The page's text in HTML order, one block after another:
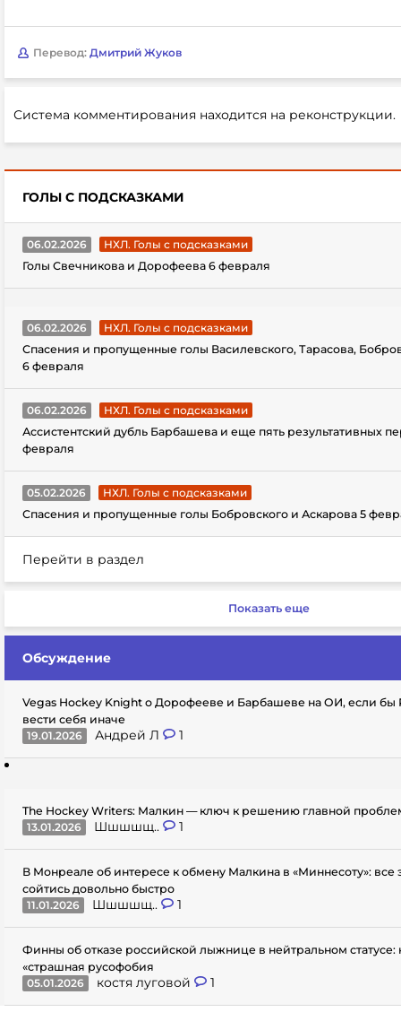
Перевод: Дмитрий Жуков
Система комментирования находится на реконструкции.
ГОЛЫ С ПОДСКАЗКАМИ
06.02.2026
НХЛ. Голы с подсказками
Голы Свечникова и Дорофеева 6 февраля
06.02.2026
НХЛ. Голы с подсказками
Спасения и пропущенные голы Василевского, Тарасова,
6 февраля
06.02.2026
НХЛ. Голы с подсказками
Ассистентский дубль Барбашева и еще пять результативных
февраля
05.02.2026
НХЛ. Голы с подсказками
Спасения и пропущенные голы Бобровского и Аскарова 5
Перейти в раздел
Показать еще
Обсуждение
Vegas Hockey Knight о Дорофееве и Барбашеве на ОИ, если бы
вести себя иначе
19.01.2026
Андрей Л 1
The Hockey Writers: Малкин — ключ к решению главной
13.01.2026
Шшшшщ.. 1
В Монреале об интересе к обмену Малкина в «Миннесоту»: все
сойтись довольно быстро
11.01.2026
Шшшшщ.. 1
Финны об отказе российской лыжнице в нейтральном статусе:
«страшная русофобия
05.01.2026
костя луговой 1